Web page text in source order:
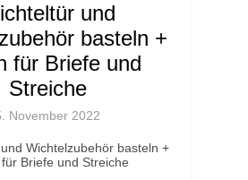
und
basteln +
für Briefe und
Streiche
November 2022